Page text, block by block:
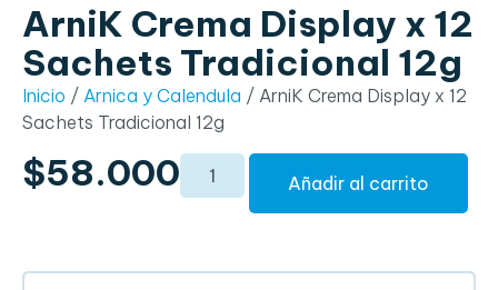
ArniK Crema Display x 12
Sachets Tradicional 12g
Inicio / Arnica y Calendula / ArniK Crema Display x 12
Sachets Tradicional 12g
$58.000 Añadir al carrito